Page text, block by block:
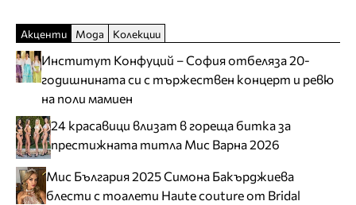
Акценти Мода Колекции
Институт Конфуций – София отбеляза 20-
годишнината си с тържествен концерт и ревю
на поли мамиен
24 красавици влизат в гореща битка за
престижната титла Мис Варна 2026
Мис България 2025 Симона Бакърджиева
блести с тоалети Haute couture от Bridal